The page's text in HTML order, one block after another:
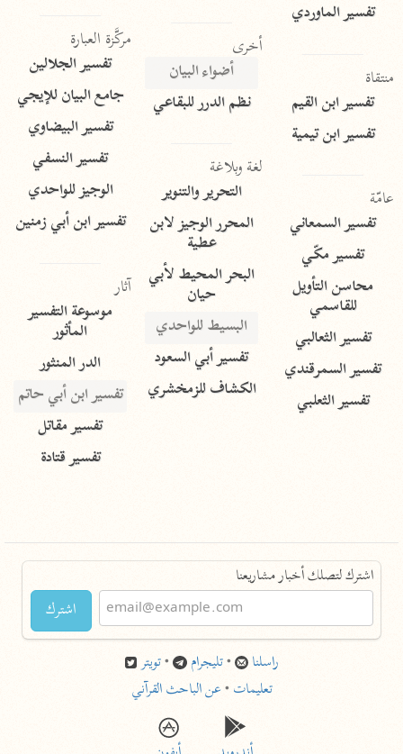
تفسير الماوردي
منتقاة
تفسير ابن القيم
تفسير ابن تيمية
عامّة
تفسير السمعاني
تفسير مكّي
محاسن التأويل
للقاسمي
تفسير الثعالبي
تفسير السمرقندي
تفسير الثعلبي
أخرى
أضواء البيان
نظم الدرر للبقاعي
لغة وبلاغة
التحرير والتنوير
المحرر الوجيز لابن
عطية
البحر المحيط لأبي
حيان
البسيط للواحدي
تفسير أبي السعود
الكشاف للزمخشري
مركَّزة العبارة
تفسير الجلالين
جامع البيان للإيجي
تفسير البيضاوي
تفسير النسفي
الوجيز للواحدي
تفسير ابن أبي زمنين
آثار
موسوعة التفسير
المأثور
الدر المنثور
تفسير ابن أبي حاتم
تفسير مقاتل
تفسير قتادة
اشترك لتصلك أخبار مشاريعنا
اشترك
راسلنا •تليجرام •تويتر
تعليمات•عن الباحث القرآني